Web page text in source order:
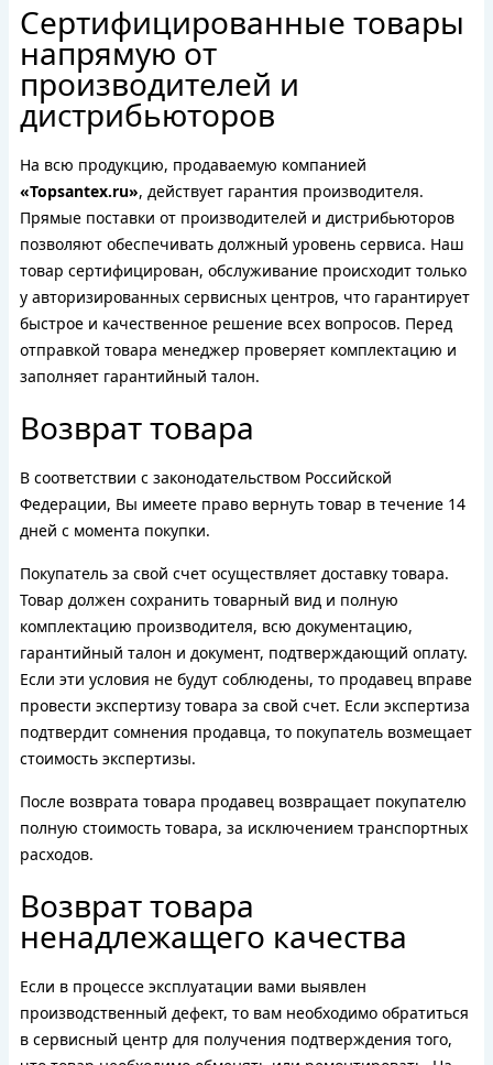
Сертифицированные товары
напрямую от
производителей и
дистрибьюторов
На всю продукцию, продаваемую компанией
«Topsantex.ru», действует гарантия производителя.
Прямые поставки от производителей и дистрибьюторов
позволяют обеспечивать должный уровень сервиса. Наш
товар сертифицирован, обслуживание происходит только
у авторизированных сервисных центров, что гарантирует
быстрое и качественное решение всех вопросов. Перед
отправкой товара менеджер проверяет комплектацию и
заполняет гарантийный талон.
Возврат товара
В соответствии с законодательством Российской
Федерации, Вы имеете право вернуть товар в течение 14
дней с момента покупки.
Покупатель за свой счет осуществляет доставку товара.
Товар должен сохранить товарный вид и полную
комплектацию производителя, всю документацию,
гарантийный талон и документ, подтверждающий оплату.
Если эти условия не будут соблюдены, то продавец вправе
провести экспертизу товара за свой счет. Если экспертиза
подтвердит сомнения продавца, то покупатель возмещает
стоимость экспертизы.
После возврата товара продавец возвращает покупателю
полную стоимость товара, за исключением транспортных
расходов.
Возврат товара
ненадлежащего качества
Если в процессе эксплуатации вами выявлен
производственный дефект, то вам необходимо обратиться
в сервисный центр для получения подтверждения того,